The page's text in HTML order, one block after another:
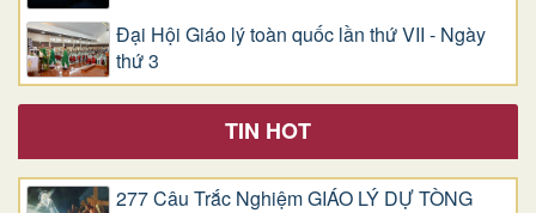
Đại Hội Giáo lý toàn quốc lần thứ VII - Ngày
thứ 3
TIN HOT
277 Câu Trắc Nghiệm GIÁO LÝ DỰ TÒNG